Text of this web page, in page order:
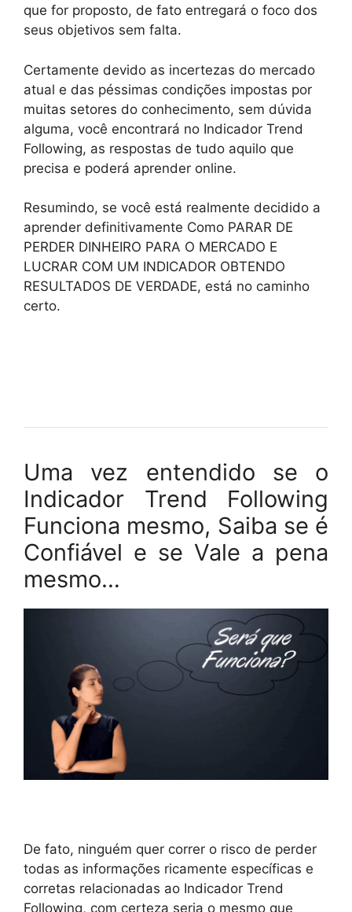
que for proposto, de fato entregará o foco dos
seus objetivos sem falta.
Certamente devido as incertezas do mercado
atual e das péssimas condições impostas por
muitas setores do conhecimento, sem dúvida
alguma, você encontrará no Indicador Trend
Following, as respostas de tudo aquilo que
precisa e poderá aprender online.
Resumindo, se você está realmente decidido a
aprender definitivamente Como PARAR DE
PERDER DINHEIRO PARA O MERCADO E
LUCRAR COM UM INDICADOR OBTENDO
RESULTADOS DE VERDADE, está no caminho
certo.
Uma vez entendido se o
Indicador Trend Following
Funciona mesmo, Saiba se é
Confiável e se Vale a pena
mesmo…
De fato, ninguém quer correr o risco de perder
todas as informações ricamente específicas e
corretas relacionadas ao Indicador Trend
Following, com certeza seria o mesmo que